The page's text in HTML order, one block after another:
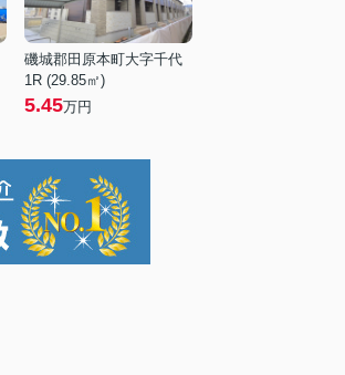
磯城郡田原本町大字千代
1R (29.85㎡)
5.45万円